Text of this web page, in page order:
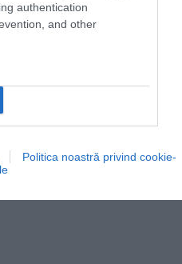
authentication
and other
Politica noastră privind cookie-